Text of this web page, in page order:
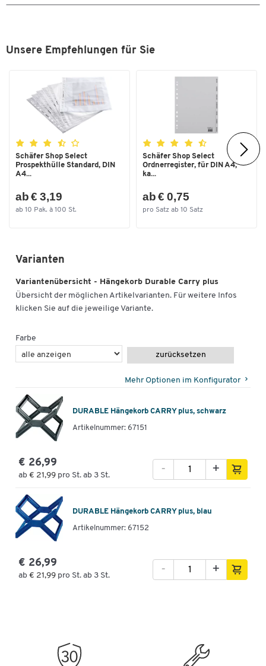
Unsere Empfehlungen für Sie
Schäfer Shop Select
Prospekthülle Standard, DIN
A4...
ab € 3,19
ab 10 Pak. à 100 St.
Schäfer Shop Select
Ordnerregister, für DIN A4,
ka...
ab € 0,75
pro Satz ab 10 Satz
Varianten
Variantenübersicht - Hängekorb Durable Carry plus
Übersicht der möglichen Artikelvarianten. Für weitere Infos
klicken Sie auf die jeweilige Variante.
Farbe
zurücksetzen
Mehr Optionen im Konfigurator
DURABLE Hängekorb CARRY plus, schwarz
Artikelnummer: 67151
€ 26,99
ab € 21,99 pro St. ab 3 St.
+
-
DURABLE Hängekorb CARRY plus, blau
Artikelnummer: 67152
€ 26,99
ab € 21,99 pro St. ab 3 St.
+
-